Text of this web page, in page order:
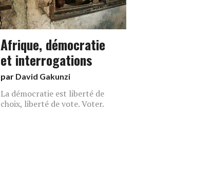
Afrique, démocratie
et interrogations
par David Gakunzi
La démocratie est liberté de
choix, liberté de vote. Voter.